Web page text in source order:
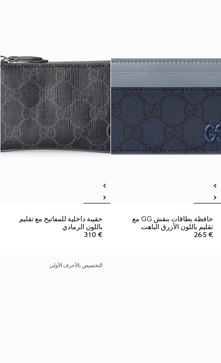
حافظة بطاقات بنقش GG مع
تقليم باللون الأزرق الباهت
€ 265
حقيبة داخلية للمفاتيح مع تقليم
باللون الرمادي
€ 310
التخصيص بالأحرف الأولى